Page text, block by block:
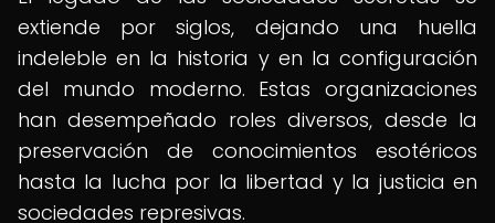
extiende por siglos, dejando una huella
indeleble en la historia y en la configuración
del mundo moderno. Estas organizaciones
han desempeñado roles diversos, desde la
preservación de conocimientos esotéricos
hasta la lucha por la libertad y la justicia en
sociedades represivas.